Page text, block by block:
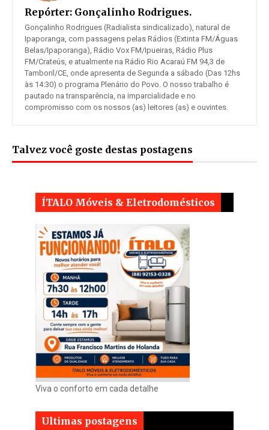
Repórter: Gonçalinho Rodrigues.
Gonçalinho Rodrigues (Radialista sindicalizado), natural de
Ipaporanga, com passagens pelas Rádios (Extinta FM/Águas
Belas/Ipaporanga), Rádio Vox FM/Ipueiras, Rádio Plus
FM/Crateús, e atualmente na Rádio Rio Acaraú FM 94,3 de
Tamboril/CE, onde apresenta de Segunda a sábado (Das 12hs
às 14:30) o programa Plenário do Povo. O nosso trabalho é
pautado na transparência, na imparcialidade e no
compromisso com os nossos (as) leitores (as) e ouvintes.
Talvez você goste destas postagens
ÍTALO Móveis & Eletrodomésticos
Viva o conforto em cada detalhe
Ultimas postagens